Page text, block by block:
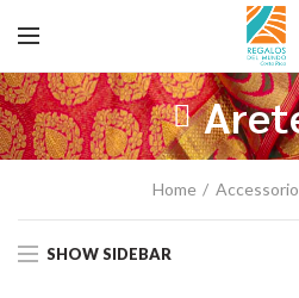
Home
SHOW SIDEBAR